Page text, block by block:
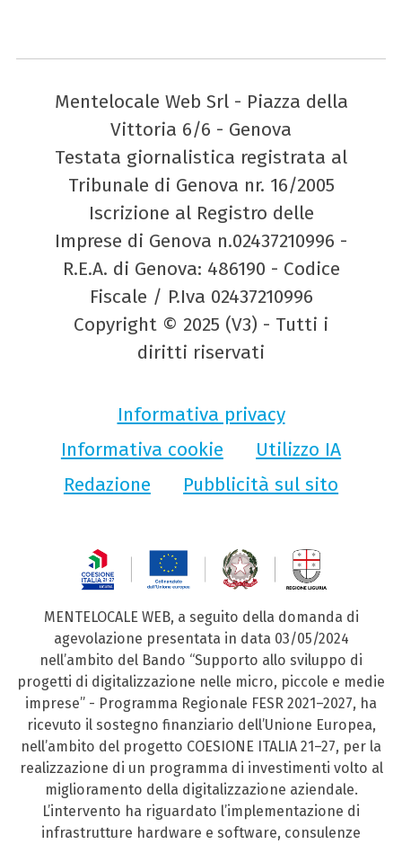
Mentelocale Web Srl - Piazza della
Vittoria 6/6 - Genova
Testata giornalistica registrata al
Tribunale di Genova nr. 16/2005
Iscrizione al Registro delle
Imprese di Genova n.02437210996 -
R.E.A. di Genova: 486190 - Codice
Fiscale / P.Iva 02437210996
Copyright © 2025 (V3) - Tutti i
diritti riservati
Informativa privacy
Informativa cookie
Utilizzo IA
Redazione
Pubblicità sul sito
MENTELOCALE WEB, a seguito della domanda di
agevolazione presentata in data 03/05/2024
nell’ambito del Bando “Supporto allo sviluppo di
progetti di digitalizzazione nelle micro, piccole e medie
imprese” - Programma Regionale FESR 2021–2027, ha
ricevuto il sostegno finanziario dell’Unione Europea,
nell’ambito del progetto COESIONE ITALIA 21–27, per la
realizzazione di un programma di investimenti volto al
miglioramento della digitalizzazione aziendale.
L’intervento ha riguardato l’implementazione di
infrastrutture hardware e software, consulenze